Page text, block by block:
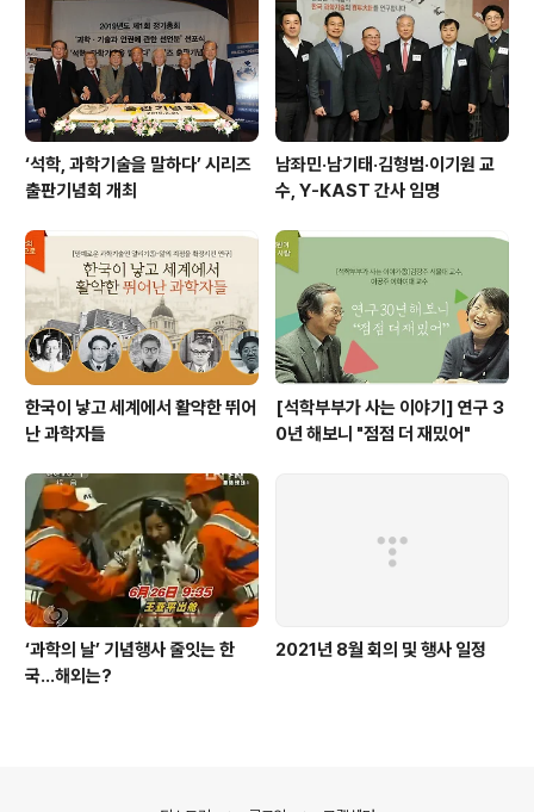
‘석학, 과학기술을 말하다’ 시리즈
출판기념회 개최
남좌민·남기태·김형범·이기원 교
수, Y-KAST 간사 임명
한국이 낳고 세계에서 활약한 뛰어
난 과학자들
[석학부부가 사는 이야기] 연구 3
0년 해보니 "점점 더 재밌어"
‘과학의 날’ 기념행사 줄잇는 한
국…해외는?
2021년 8월 회의 및 행사 일정